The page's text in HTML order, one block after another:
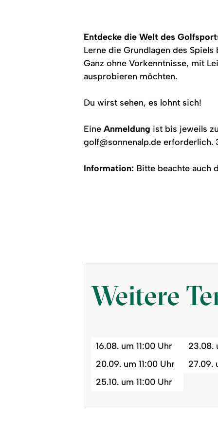
Entdecke die Welt des
Lerne die Grundlagen des
Ganz ohne Vorkenntnisse, mit
ausprobieren möchten.
Du wirst sehen, es lohnt sich!
EineAnmeldung ist bis jeweils
golf@sonnenalp.de erforderlich.
Information: Bitte beachte auch
Weitere
16.08. um 11:00 Uhr
23.08.
20.09. um 11:00 Uhr
27.09.
25.10. um 11:00 Uhr